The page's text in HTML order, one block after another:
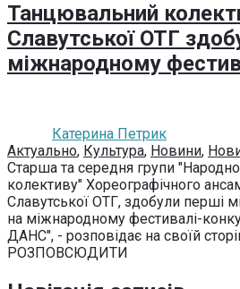
Танцювальний
Славутської ОТГ
міжнародному
Катерина Петрик
Актуально, Культура, Новини,
Старша та середня групи
колективу" Хореографічного
Славутської ОТГ, здобули перші
на міжнародному фестивалі-
ДАНС", - розповідає на своїй
РОЗПОВСЮДИТИ